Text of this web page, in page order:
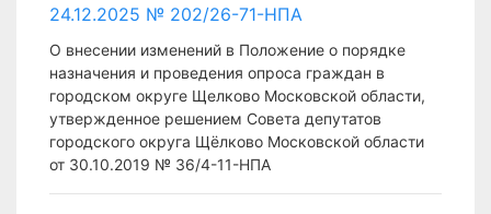
24.12.2025 № 202/26-71-НПА
О внесении изменений в Положение о порядке
назначения и проведения опроса граждан в
городском округе Щелково Московской области,
утвержденное решением Совета депутатов
городского округа Щёлково Московской области
от 30.10.2019 № 36/4-11-НПА